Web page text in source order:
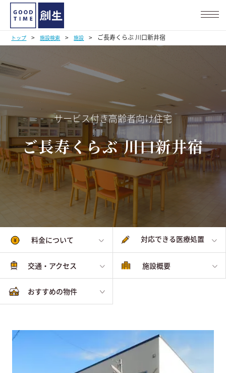
トップ > 施設検索 > 施設 > ご長寿くらぶ 川口新井宿
サービス付き高齢者向け住宅
ご長寿くらぶ 川口新井宿
料金について 対応できる医療処置
交通・アクセス 施設概要
おすすめの物件